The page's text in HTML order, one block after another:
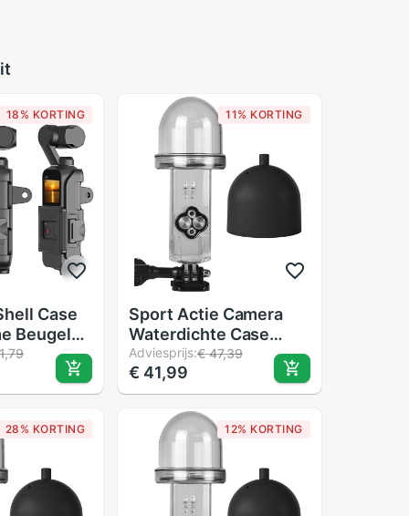
18% KORTING
Case
Beugel
Pocket
11% KORTING
Sport Actie Camera
Waterdichte Case
Voor Dji Osmo Pocket
Behuizing Case Shell
Duiken 60M Methode
Van Samenwerking In
Adviesprijs:€ 47,39
€ 41,99
28% KORTING 12% KORTING